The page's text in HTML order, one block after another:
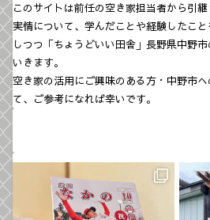
このサイトは前任の空き家担当者から引
実情について、学んだことや経験したこ
しつつ「ちょうどいい田舎」長野県中野
いきます。
空き家の活用にご興味のある方・中野市
て、ご参考になれば幸いです。